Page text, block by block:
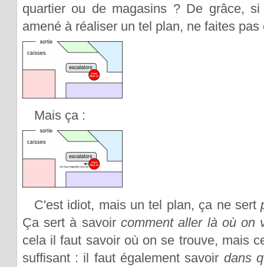
quartier ou de magasins ? De grâce,
amené à réaliser un tel plan, ne faites pas
Mais ça :
C'est idiot, mais un tel plan, ça ne sert
Ça sert à savoir comment aller là où on
cela il faut savoir où on se trouve, mais
suffisant : il faut également savoir dans